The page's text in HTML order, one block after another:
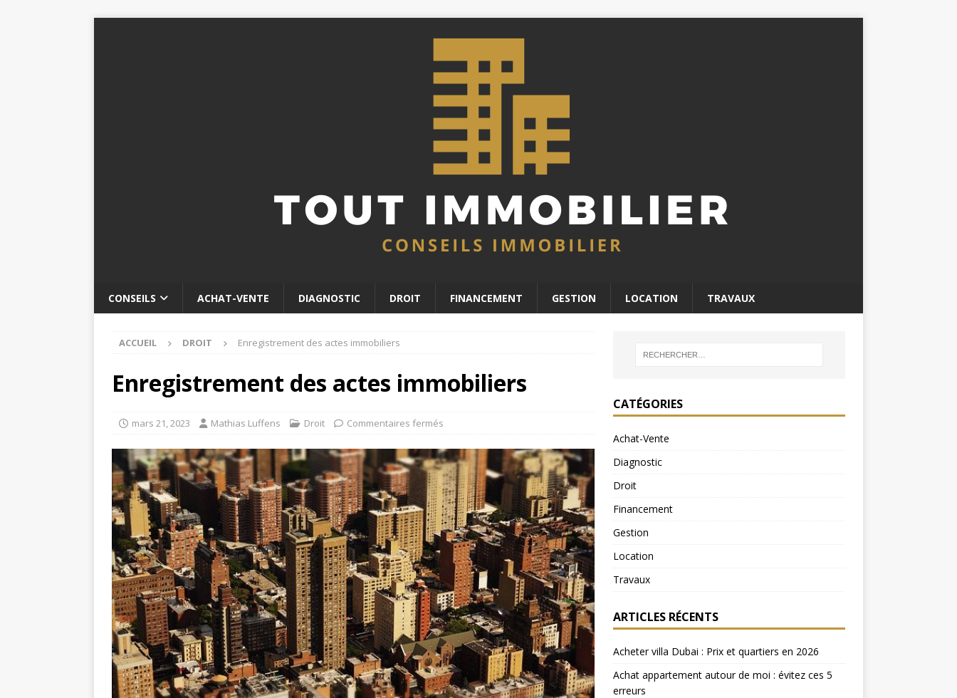
CONSEILS ACHAT-VENTE DIAGNOSTIC DROIT FINANCEMENT GESTION LOCATION TRAVAUX
ACCUEIL DROIT Enregistrement des actes immobiliers
Enregistrement des actes immobiliers
mars 21, 2023 Mathias Luffens Droit Commentaires fermés
CATÉGORIES
Achat-Vente
Diagnostic
Droit
Financement
Gestion
Location
Travaux
ARTICLES RÉCENTS
Acheter villa Dubai : Prix et quartiers en 2026
Achat appartement autour de moi : évitez ces 5
erreurs